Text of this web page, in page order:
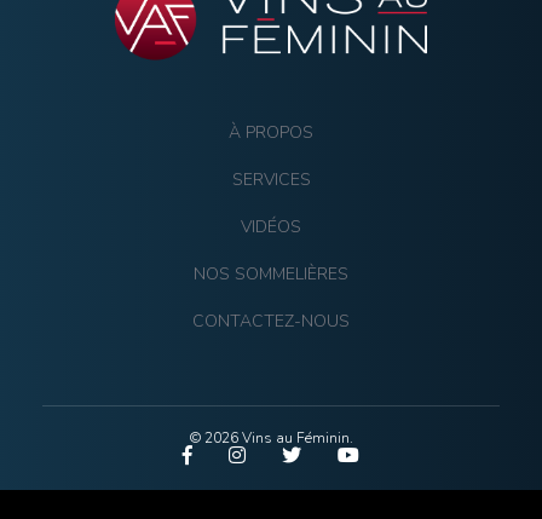
À PROPOS
SERVICES
VIDÉOS
NOS SOMMELIÈRES
CONTACTEZ-NOUS
© 2026 Vins au Féminin.